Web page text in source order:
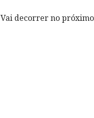
Vai decorrer no